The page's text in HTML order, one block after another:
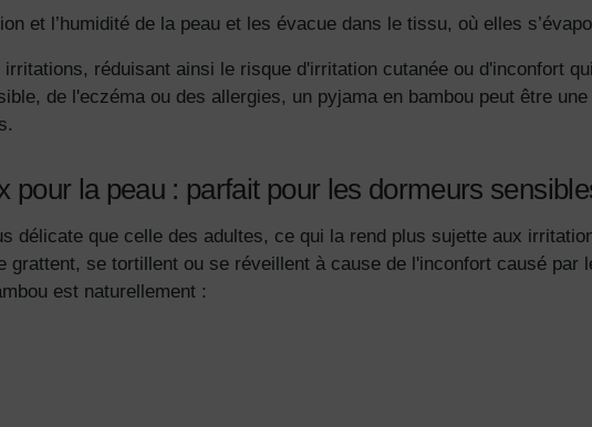
et l’humidité de la peau et les évacue dans le tissu, où elles
réduisant ainsi le risque d'irritation cutanée ou d'inconfort
de l'eczéma ou des allergies, un pyjama en bambou peut être
pour la peau : parfait pour les dormeurs
délicate que celle des adultes, ce qui la rend plus sujette aux
grattent, se tortillent ou se réveillent à cause de l'inconfort causé par
est naturellement :